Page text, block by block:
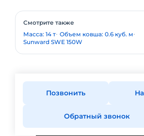
Смотрите также
Масса: 14 т Объем ковша: 0.6 куб. м
Sunward SWE 150W
Позвонить
Обратный звонок